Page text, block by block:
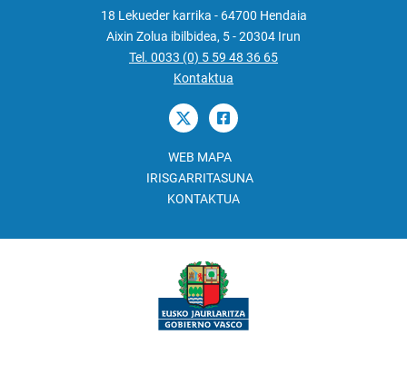
18 Lekueder karrika - 64700 Hendaia
Aixin Zolua ibilbidea, 5 - 20304 Irun
Tel. 0033 (0) 5 59 48 36 65
Kontaktua
WEB MAPA
IRISGARRITASUNA
KONTAKTUA